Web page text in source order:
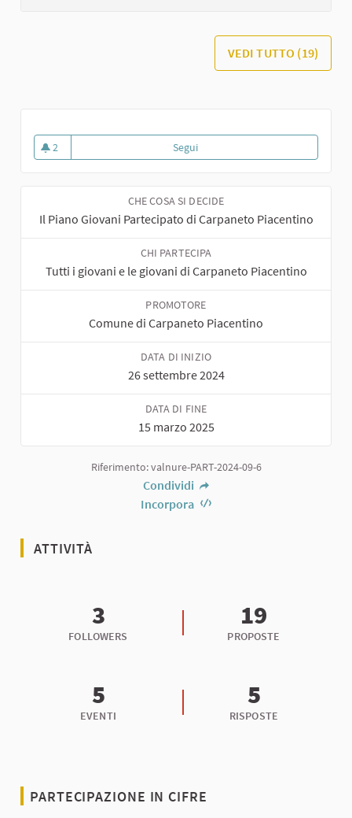
VEDI TUTTO (19)
2
2 sostenitori
Segui
CHE COSA SI DECIDE
Il Piano Giovani Partecipato di Carpaneto Piacentino
CHI PARTECIPA
Tutti i giovani e le giovani di Carpaneto Piacentino
PROMOTORE
Comune di Carpaneto Piacentino
DATA DI INIZIO
26 settembre 2024
DATA DI FINE
15 marzo 2025
Riferimento: valnure-PART-2024-09-6
Condividi
Incorpora
ATTIVITÀ
3
FOLLOWERS
19
PROPOSTE
5
EVENTI
5
RISPOSTE
PARTECIPAZIONE IN CIFRE